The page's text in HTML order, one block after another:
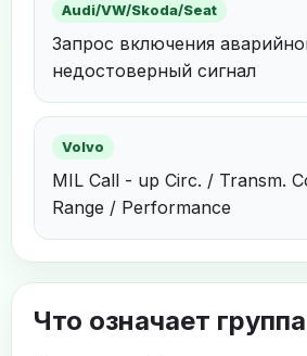
Audi/VW/Skoda/Seat
Запрос включения
недостоверный сигнал
Volvo
MIL Call - up Circ. / Transm.
Range / Performance
Что означает